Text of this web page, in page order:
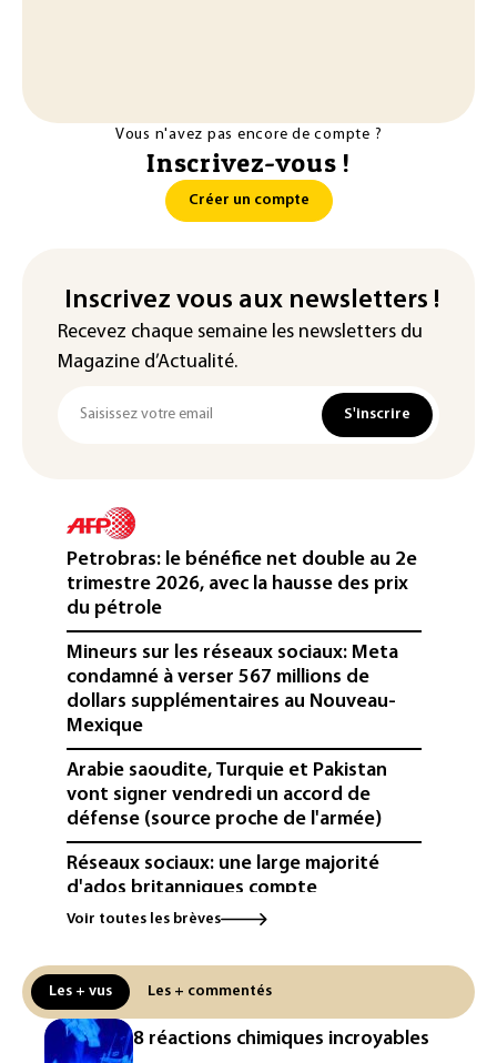
Vous n'avez pas encore de compte ?
Inscrivez-vous !
Créer un compte
Inscrivez vous aux newsletters !
Recevez chaque semaine les newsletters du
Magazine d’Actualité.
S'inscrire
Petrobras: le bénéfice net double au 2e
trimestre 2026, avec la hausse des prix
du pétrole
Mineurs sur les réseaux sociaux: Meta
condamné à verser 567 millions de
dollars supplémentaires au Nouveau-
Mexique
Arabie saoudite, Turquie et Pakistan
vont signer vendredi un accord de
défense (source proche de l'armée)
Réseaux sociaux: une large majorité
d'ados britanniques compte
contourner le couvre-feu (sondage)
un matériau clé dominé par la Chine
Les Etats-Unis veulent contrôler la
production d'un composant des
Voir toutes les brèves
Les + vus Les + commentés
8 réactions chimiques incroyables